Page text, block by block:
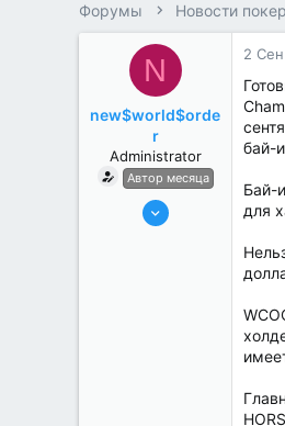
Форумы Новости
N
new$world$orde
r
Administrator
Автор месяца
27 Май 2022
2
бай-
Бай-
для